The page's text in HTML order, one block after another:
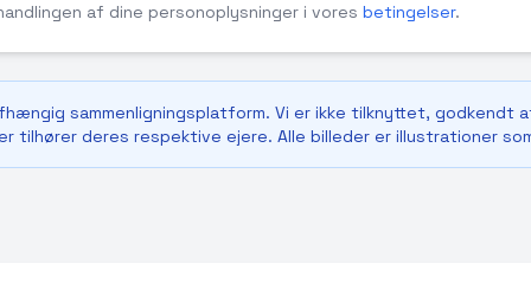
af dine personoplysninger i vores betingelser.
sammenligningsplatform. Vi er ikke tilknyttet, godkendt
tilhører deres respektive ejere. Alle billeder er illustrationer